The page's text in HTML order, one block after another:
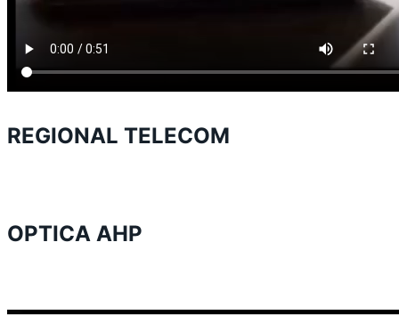
REGIONAL TELECOM
OPTICA AHP